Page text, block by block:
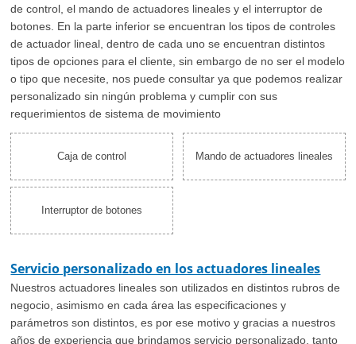
de control, el mando de actuadores lineales y el interruptor de
botones. En la parte inferior se encuentran los tipos de controles
de actuador lineal, dentro de cada uno se encuentran distintos
tipos de opciones para el cliente, sin embargo de no ser el modelo
o tipo que necesite, nos puede consultar ya que podemos realizar
personalizado sin ningún problema y cumplir con sus
requerimientos de sistema de movimiento
Caja de control Mando de actuadores lineales
Interruptor de botones
Servicio personalizado en los actuadores lineales
Nuestros actuadores lineales son utilizados en distintos rubros de
negocio, asimismo en cada área las especificaciones y
parámetros son distintos, es por ese motivo y gracias a nuestros
años de experiencia que brindamos servicio personalizado, tanto